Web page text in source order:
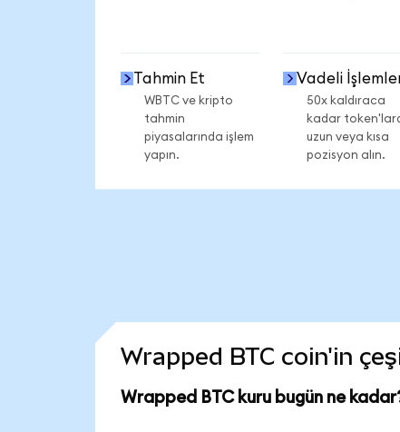
Tahmin Et
WBTC ve kripto
tahmin
piyasalarında işlem
yapın.
Vadeli
50x kaldıraca
kadar
uzun veya kısa
pozisyon alın.
Wrapped BTC coin'in
Wrapped BTC kuru bugün ne